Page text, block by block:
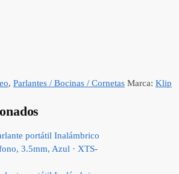
, Parlantes / Bocinas / Cornetas Marca: Klip